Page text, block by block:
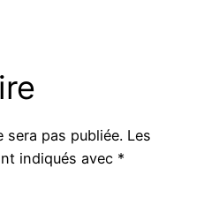
sera pas publiée. Les
indiqués avec *